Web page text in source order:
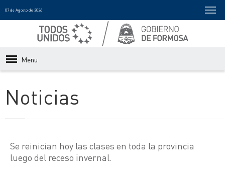
07 de Agosto de 2026
Menu
Noticias
Se reinician hoy las clases en toda la provincia
luego del receso invernal.